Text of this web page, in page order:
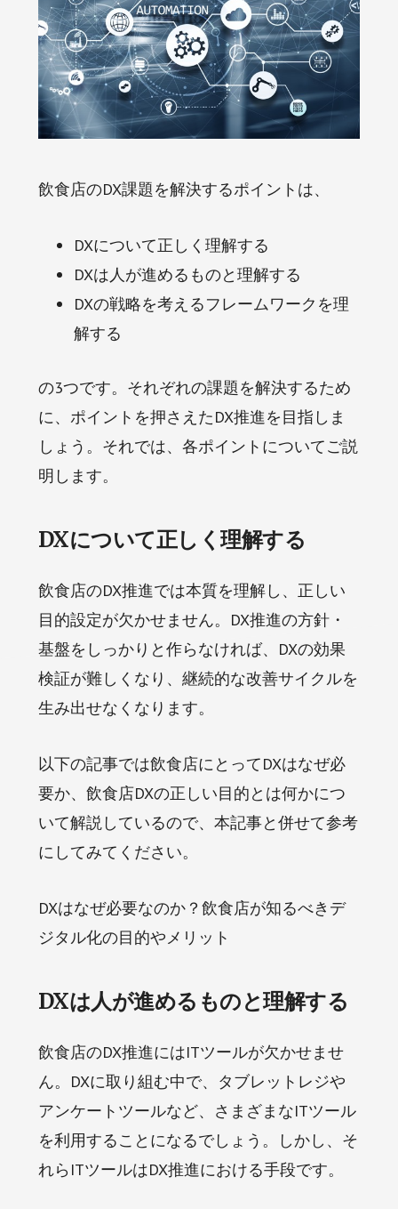
飲食店のDX課題を解決するポイントは、
DXについて正しく理解する
DXは人が進めるものと理解する
DXの戦略を考えるフレームワークを理
解する
の3つです。それぞれの課題を解決するため
に、ポイントを押さえたDX推進を目指しま
しょう。それでは、各ポイントについてご説
明します。
DXについて正しく理解する
飲食店のDX推進では本質を理解し、正しい
目的設定が欠かせません。DX推進の方針・
基盤をしっかりと作らなければ、DXの効果
検証が難しくなり、継続的な改善サイクルを
生み出せなくなります。
以下の記事では飲食店にとってDXはなぜ必
要か、飲食店DXの正しい目的とは何かにつ
いて解説しているので、本記事と併せて参考
にしてみてください。
DXはなぜ必要なのか？飲食店が知るべきデ
ジタル化の目的やメリット
DXは人が進めるものと理解する
飲食店のDX推進にはITツールが欠かせませ
ん。DXに取り組む中で、タブレットレジや
アンケートツールなど、さまざまなITツール
を利用することになるでしょう。しかし、そ
れらITツールはDX推進における手段です。